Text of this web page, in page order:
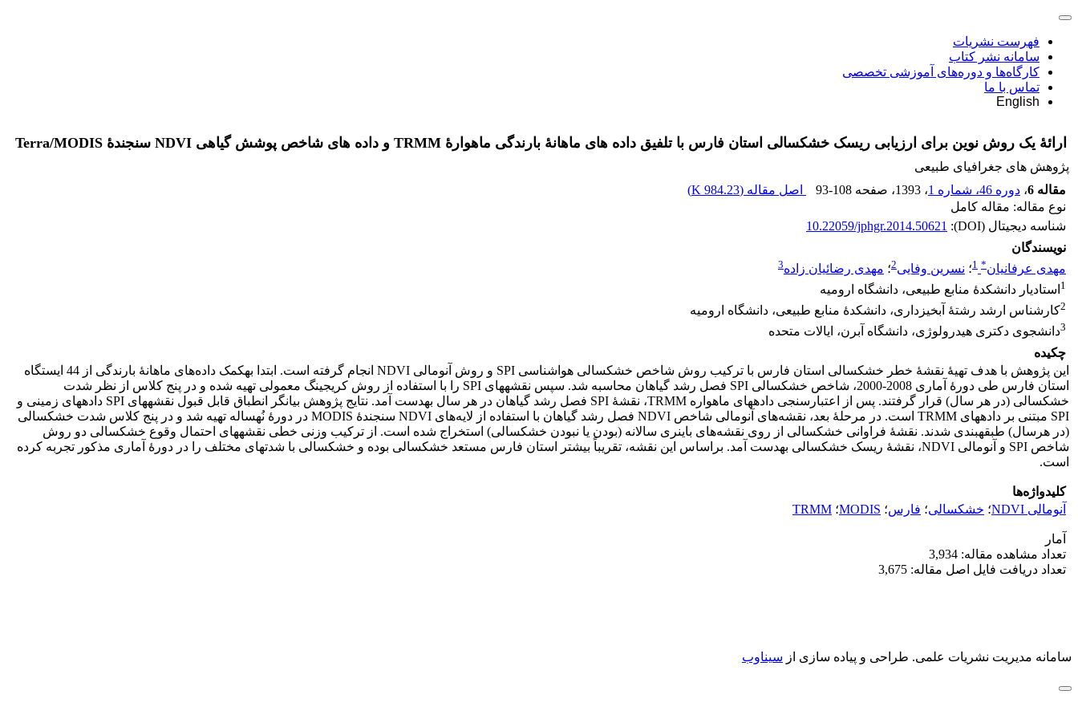
فهرست نشریات
سامانه نشر کتاب
کارگاه‌ها و دوره‌های آموزشی تخصصی
تماس با ما
English
ارائۀ یک روش نوین برای ارزیابی ریسک خشکسالی استان فارس با تلفیق داده های ماهانۀ بارندگی ماهوارۀ TRMM و داده های شاخص پوشش گیاهی NDVI سنجندۀ Terra/MODIS
پژوهش های جغرافیای طبیعی
مقاله 6
، دوره 46، شماره 1 ، 1393 ، صفحه 93-108 اصل مقاله (984.23 K
)
نوع مقاله: مقاله کامل
شناسه دیجیتال (DOI):
10.22059/jphgr.2014.50621
نویسندگان
مهدی عرفانیان*
1؛ نسرین وفایی2؛ مهدی رضائیان زاده3
1 استادیار دانشکدۀ منابع طبیعی، دانشگاه ارومیه
2کارشناس ارشد رشتۀ آبخیزداری، دانشکدۀ منابع طبیعی، دانشگاه ارومیه
3دانشجوی دکتری هیدرولوژی، دانشگاه آبرن، ایالات متحده
چکیده
این پژوهش با هدف تهیۀ نقشۀ خطر خشکسالی استان فارس با ترکیب روش شاخص خشکسالی هواشناسی SPI و روش آنومالی NDVI انجام گرفته است. ابتدا به‎کمک داده‌های ماهانۀ بارندگی از 44 ایستگاه
استان فارس طی دورۀ آماری 2008-2000، شاخص خشکسالی SPI فصل رشد گیاهان محاسبه شد. سپس نقشه­های SPI را با استفاده از روش کریجینگ معمولی تهیه شده و در پنج کلاس از نظر شدت
خشکسالی (در هر سال) قرار گرفتند. پس از اعتبارسنجی داده­های ماهواره TRMM، نقشۀ SPI فصل رشد گیاهان در هر سال به‎دست آمد. نتایج پژوهش بیانگر انطباق قابل قبول نقشه­های SPI داده­های زمینی و
SPI مبتنی بر داده­های TRMM است. در مرحلۀ بعد، نقشه‌های آنومالی شاخص NDVI فصل رشد گیاهان با استفاده از لایه‌های NDVI سنجندۀ MODIS در دورۀ نُه‎ساله تهیه شد و در پنج کلاس شدت خشکسالی
(در هرسال) طبقه­بندی شدند. نقشۀ فراوانی خشکسالی از روی نقشه‌های باینری سالانه (بودن یا نبودن خشکسالی) استخراج شده است. از ترکیب وزنی خطی نقشه­های احتمال وقوع خشکسالی دو روش
شاخص SPI و آنومالی NDVI، نقشۀ ریسک خشکسالی به‎دست آمد. براساس این نقشه، تقریباً بیشتر استان فارس مستعد خشکسالی بوده و خشکسالی با شدت­های مختلف را در دورۀ آماری مذکور تجربه کرده
است.
کلیدواژه‌ها
آنومالی NDVI
؛ خشکسالی؛ فارس؛ MODIS؛ TRMM
آمار
تعداد مشاهده مقاله: 3,934
تعداد دریافت فایل اصل مقاله: 3,675
سامانه مدیریت نشریات علمی. طراحی و پیاده سازی از سیناوب